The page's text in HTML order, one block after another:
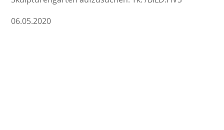
06.05.2020